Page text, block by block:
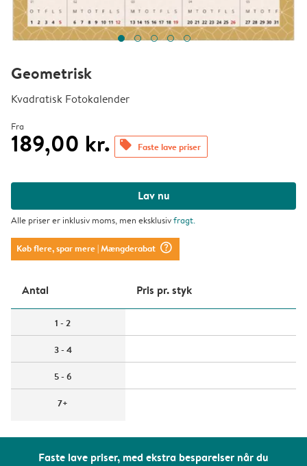
Faste lave priser, med ekstra besparelser når du
Geometrisk
Kvadratisk Fotokalender
Fra
189,00 kr. offers Faste lave priser
Lav nu
Alle priser er inklusiv moms, men eksklusivfragt.
Køb flere, spar mere| Mængderabat question_mark_circle
Antal Pris pr. styk
1 - 2
3 - 4
5 - 6
7+